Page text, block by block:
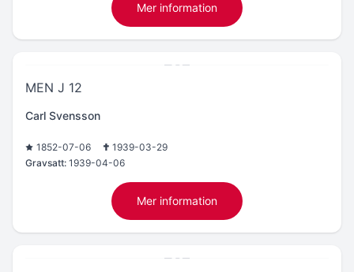
Mer information
MEN J 12
Carl Svensson
1852-07-06
1939-03-29
Gravsatt: 1939-04-06
Mer information